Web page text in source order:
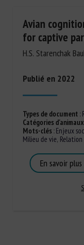
Avian
for captive
H.S. Starenchak
Publié en 2022
Types de document :
Catégories d'animaux
Mots-clés: Enjeux
Milieu de vie,
En savoir plus